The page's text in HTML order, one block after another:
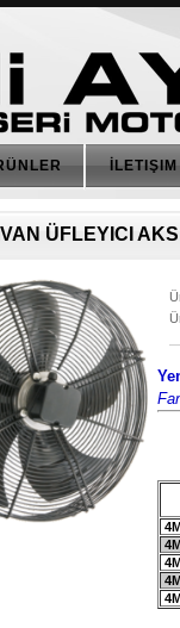
İLETIŞIM
ÜFLEYICI